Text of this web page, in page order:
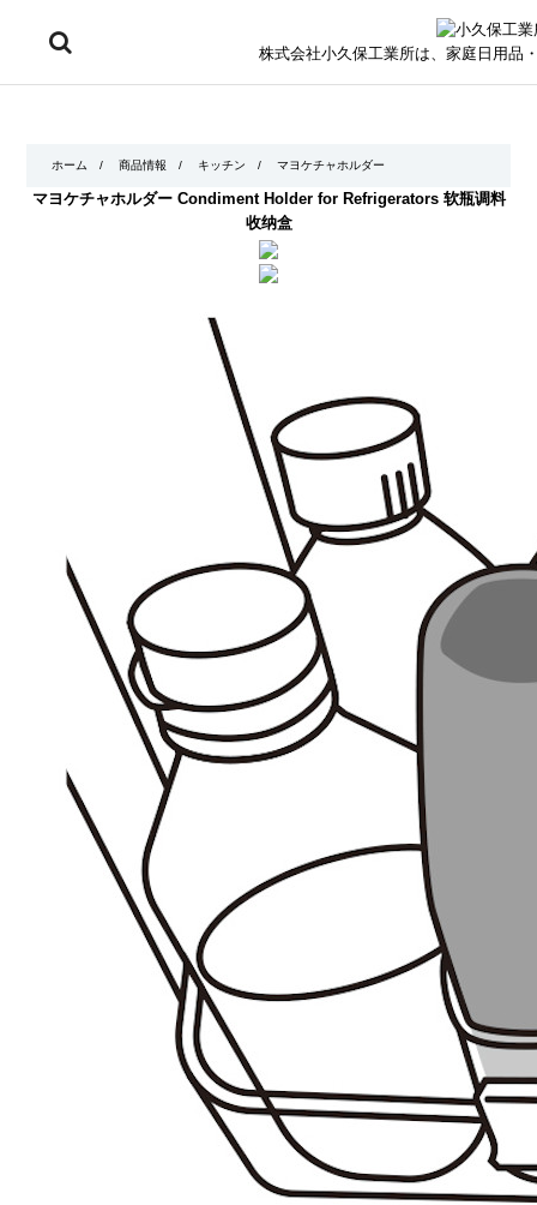
株式会社小久保工業所は、家庭日用品
ホーム / 商品情報 / キッチン / マヨケチャホルダー
マヨケチャホルダー Condiment Holder for Refrigerators 软瓶调料
收纳盒